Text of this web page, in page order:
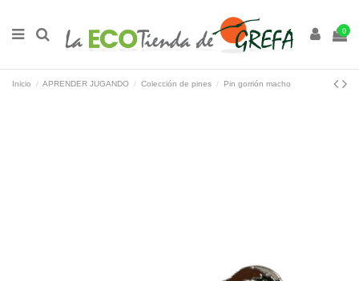
0
Inicio APRENDER JUGANDO Colección de pines Pin gorrión macho